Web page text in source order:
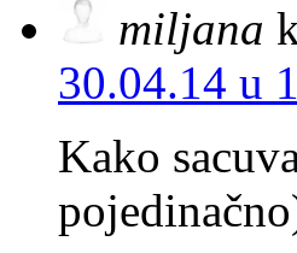
miljana
30.04.14 u
Kako